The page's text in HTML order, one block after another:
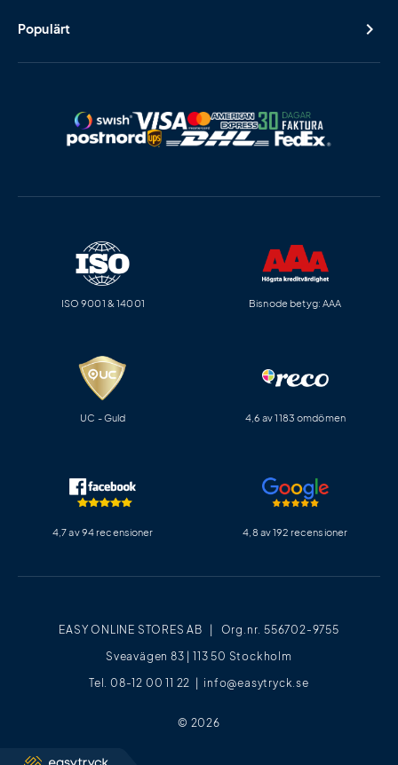
Populärt
EASY ONLINE STORES AB | Org.nr. 556702-9755
Sveavägen 83 | 113 50 Stockholm
Tel. 08-12 00 11 22 | info@easytryck.se
© 2026
ISO 9001 & 14001 Bisnode betyg: AAA
UC - Guld 4,6 av 1183 omdömen
4,7 av 94 recensioner 4,8 av 192 recensioner